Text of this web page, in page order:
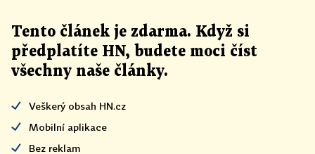
Tento článek je zdarma. Když si
předplatíte HN, budete moci číst
všechny naše články.
Veškerý obsah HN.cz
Mobilní aplikace
Bez reklam